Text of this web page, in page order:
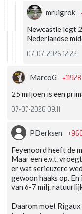
mruigrok
Newcastle legt
Nederlandse
07-07-2026 12:22
MarcoG +11928
25 miljoen is een
07-07-2026 09:11
PDerksen
Feyenoord heeft de
Maar een e.v.t.
er wat serieuzere
gewoon haaks op.
van 6-7 milj.
Daarom moet